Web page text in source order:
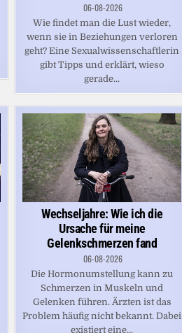
06-08-2026
Wie findet man die Lust wieder,
wenn sie in Beziehungen verloren
geht? Eine Sexualwissenschaftlerin
gibt Tipps und erklärt, wieso
gerade...
Wechseljahre: Wie ich die
Ursache für meine
Gelenkschmerzen fand
06-08-2026
Die Hormonumstellung kann zu
Schmerzen in Muskeln und
Gelenken führen. Ärzten ist das
Problem häufig nicht bekannt. Dabei
existiert eine...